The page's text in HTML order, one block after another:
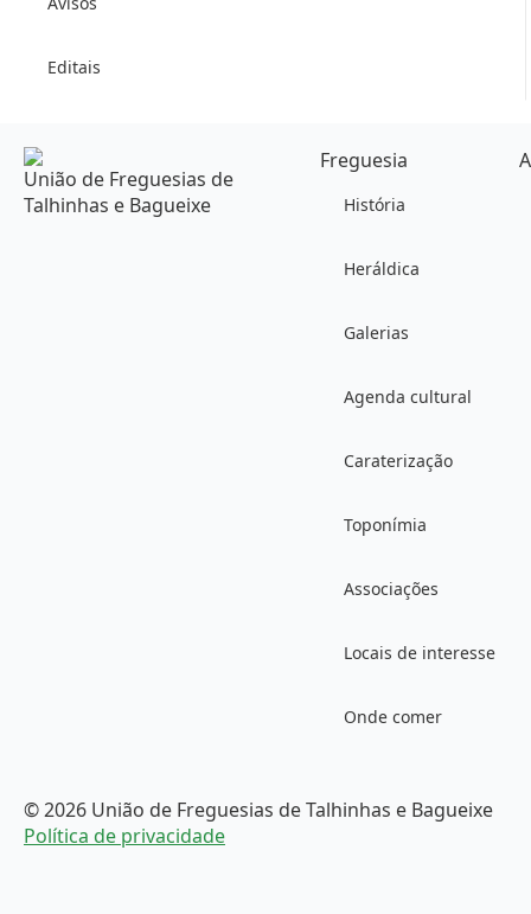
Editais
União de Freguesias de
Talhinhas e Bagueixe
Freguesia
História
Heráldica
Galerias
Agenda cultural
Caraterização
Toponímia
Associações
Locais de interesse
Onde comer
© 2026 União de Freguesias de Talhinhas e Bagueixe
Política de privacidade